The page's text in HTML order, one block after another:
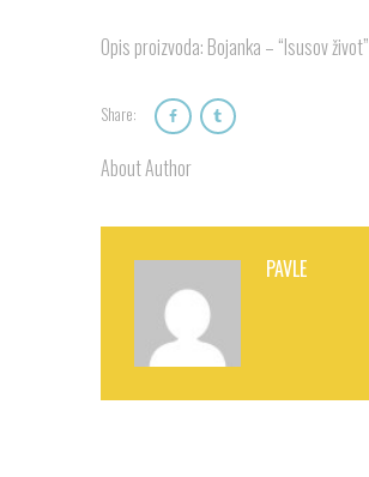
Opis proizvoda: Bojanka – “Isusov život”
Share:
About Author
PAVLE